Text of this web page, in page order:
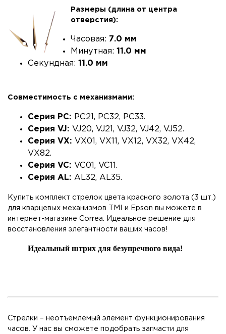
Размеры (длина от центра
отверстия):
Часовая: 7.0 мм
Минутная: 11.0 мм
Секундная: 11.0 мм
Совместимость с механизмами:
Серия PC: PC21, PC32, PC33.
Серия VJ: VJ20, VJ21, VJ32, VJ42, VJ52.
Серия VX: VX01, VX11, VX12, VX32, VX42,
VX82.
Серия VC: VC01, VC11.
Серия AL: AL32, AL35.
Купить комплект стрелок цвета красного золота (3 шт.)
для кварцевых механизмов TMI и Epson вы можете в
интернет-магазине Correa. Идеальное решение для
восстановления элегантности ваших часов!
Идеальный штрих для безупречного вида!
Стрелки – неотъемлемый элемент функционирования
часов. У нас вы сможете подобрать запчасти для